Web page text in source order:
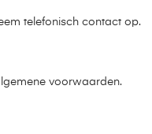
telefonisch contact op.
voorwaarden.